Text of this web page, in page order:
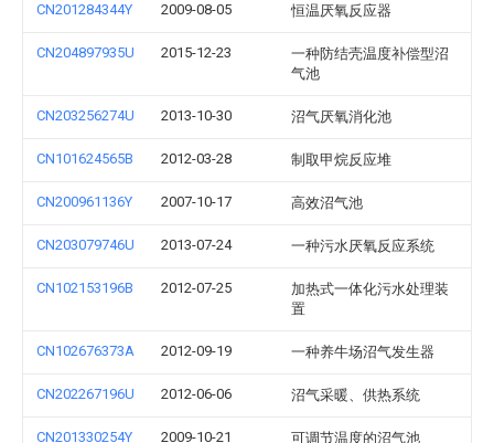
CN201284344Y 2009-08-05 恒温厌氧反应器
CN204897935U 2015-12-23
一种防结壳温度补偿型沼
气池
CN203256274U 2013-10-30 沼气厌氧消化池
CN101624565B 2012-03-28 制取甲烷反应堆
CN200961136Y 2007-10-17 高效沼气池
CN203079746U 2013-07-24 一种污水厌氧反应系统
CN102153196B 2012-07-25
加热式一体化污水处理装
置
CN102676373A 2012-09-19 一种养牛场沼气发生器
CN202267196U 2012-06-06 沼气采暖、供热系统
CN201330254Y 2009-10-21 可调节温度的沼气池